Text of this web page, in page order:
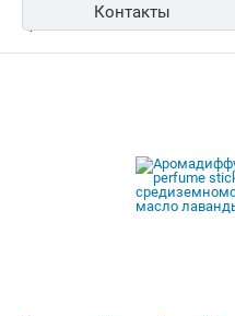
Контакты